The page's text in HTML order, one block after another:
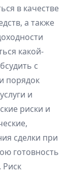
в качестве
а также
какой-
с
порядок
и
риски и
сделки при
готовность
Риск